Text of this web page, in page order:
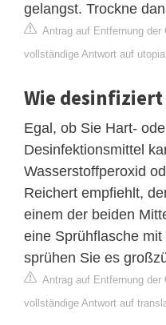
gelangst. Trockne
Antrag auf Entfernung der
vollständige Antwort auf
Wie
Egal, ob Sie Hart-
Desinfektionsmittel
Wasserstoffperoxid
Reichert empfiehlt,
einem der beiden
eine Sprühflasche
sprühen Sie es
Antrag auf Entfernung der
vollständige Antwort auf